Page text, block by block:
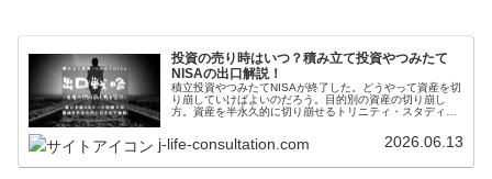
投資の売り時はいつ？積み立て投資やつみたて
NISAの出口解説！
積立投資やつみたてNISAが終了した。どうやって資産を切
り崩していけばよいのだろう。目的別の資産の切り崩し
方。資産を半永久的に切り崩せるトリニティ・スタディの
本版４％ルールの実践方法を解説しています。
j-life-consultation.com 2026.06.13